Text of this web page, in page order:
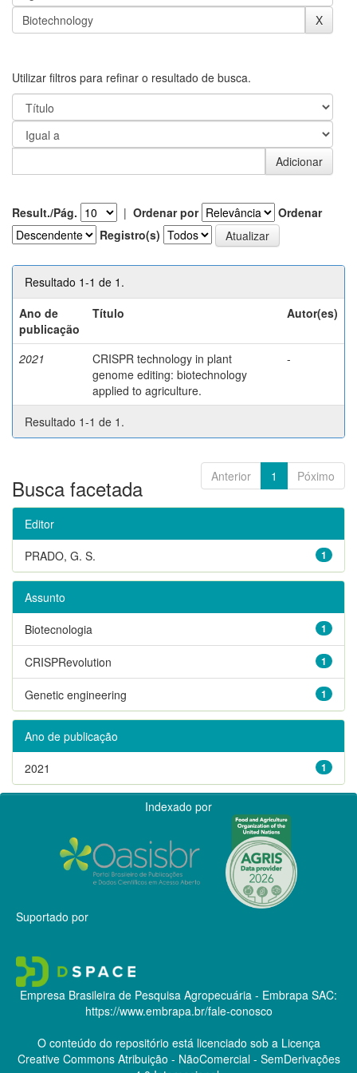
Utilizar filtros para refinar o resultado de busca.
Result./Pág. | Ordenar por
Ordenar
Registro(s)
Resultado 1-1 de 1.
Ano de
publicação
Título Autor(es)
2021
CRISPR technology in plant
genome editing: biotechnology
applied to agriculture.
-
Resultado 1-1 de 1.
Anterior 1 Póximo
Busca facetada
Editor
1
PRADO, G. S.
Assunto
1
Biotecnologia
1
CRISPRevolution
1
Genetic engineering
Ano de publicação
1
2021
Indexado por
Suportado por
Empresa Brasileira de Pesquisa Agropecuária - Embrapa SAC:
https://www.embrapa.br/fale-conosco
O conteúdo do repositório está licenciado sob a Licença
Creative CommonsAtribuição - NãoComercial - SemDerivações